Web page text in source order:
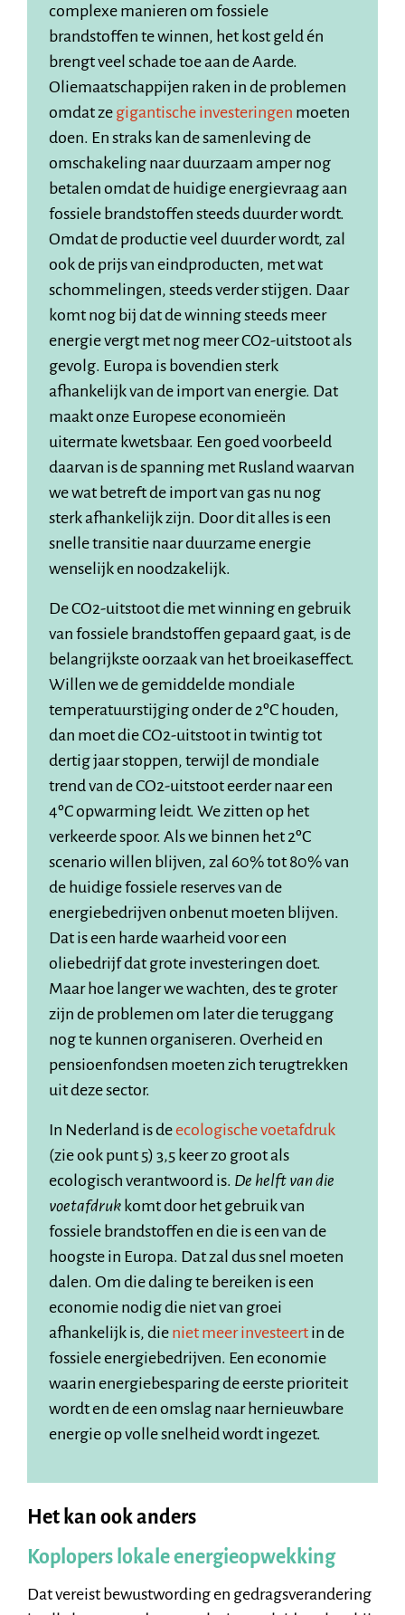
complexe manieren om fossiele
brandstoffen te winnen, het kost geld én
brengt veel schade toe aan de Aarde.
Oliemaatschappijen raken in de problemen
omdat ze gigantische investeringen moeten
doen. En straks kan de samenleving de
omschakeling naar duurzaam amper nog
betalen omdat de huidige energievraag aan
fossiele brandstoffen steeds duurder wordt.
Omdat de productie veel duurder wordt, zal
ook de prijs van eindproducten, met wat
schommelingen, steeds verder stijgen. Daar
komt nog bij dat de winning steeds meer
energie vergt met nog meer CO2-uitstoot als
gevolg. Europa is bovendien sterk
afhankelijk van de import van energie. Dat
maakt onze Europese economieën
uitermate kwetsbaar. Een goed voorbeeld
daarvan is de spanning met Rusland waarvan
we wat betreft de import van gas nu nog
sterk afhankelijk zijn. Door dit alles is een
snelle transitie naar duurzame energie
wenselijk en noodzakelijk.
De CO2-uitstoot die met winning en gebruik
van fossiele brandstoffen gepaard gaat, is de
belangrijkste oorzaak van het broeikaseffect.
Willen we de gemiddelde mondiale
temperatuurstijging onder de 2ºC houden,
dan moet die CO2-uitstoot in twintig tot
dertig jaar stoppen, terwijl de mondiale
trend van de CO2-uitstoot eerder naar een
4ºC opwarming leidt. We zitten op het
verkeerde spoor. Als we binnen het 2ºC
scenario willen blijven, zal 60% tot 80% van
de huidige fossiele reserves van de
energiebedrijven onbenut moeten blijven.
Dat is een harde waarheid voor een
oliebedrijf dat grote investeringen doet.
Maar hoe langer we wachten, des te groter
zijn de problemen om later die teruggang
nog te kunnen organiseren. Overheid en
pensioenfondsen moeten zich terugtrekken
uit deze sector.
In Nederland is deecologische voetafdruk
(zie ook punt 5) 3,5 keer zo groot als
ecologisch verantwoord is. De helft van die
voetafdruk komt door het gebruik van
fossiele brandstoffen en die is een van de
hoogste in Europa. Dat zal dus snel moeten
dalen. Om die daling te bereiken is een
economie nodig die niet van groei
afhankelijk is, die niet meer investeert in de
fossiele energiebedrijven. Een economie
waarin energiebesparing de eerste prioriteit
wordt en de een omslag naar hernieuwbare
energie op volle snelheid wordt ingezet.
Het kan ook anders
Koplopers lokale energieopwekking
Dat vereist bewustwording en gedragsverandering